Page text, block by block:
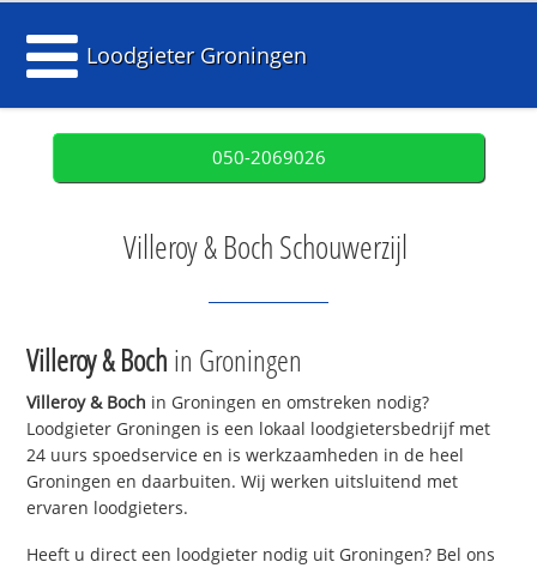
Loodgieter Groningen
050-2069026
Villeroy & Boch Schouwerzijl
Villeroy & Boch in Groningen
Villeroy & Boch in Groningen en omstreken nodig?
Loodgieter Groningen is een lokaal loodgietersbedrijf met
24 uurs spoedservice en is werkzaamheden in de heel
Groningen en daarbuiten. Wij werken uitsluitend met
ervaren loodgieters.
Heeft u direct een loodgieter nodig uit Groningen? Bel ons